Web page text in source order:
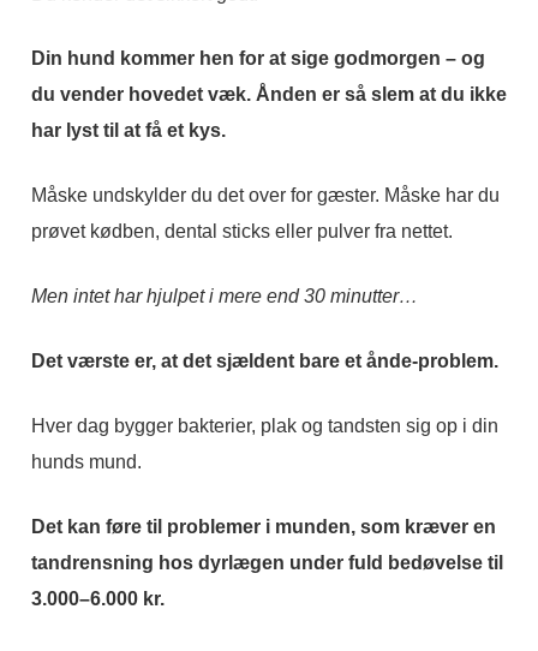
Din hund kommer hen for at sige godmorgen – og
du vender hovedet væk. Ånden er så slem at du ikke
har lyst til at få et kys.
Måske undskylder du det over for gæster. Måske har du
prøvet kødben, dental sticks eller pulver fra nettet.
Men intet har hjulpet i mere end 30 minutter…
Det værste er, at det sjældent bare et ånde-problem.
Hver dag bygger bakterier, plak og tandsten sig op i din
hunds mund.
Det kan føre til problemer i munden, som kræver en
tandrensning hos dyrlægen under fuld bedøvelse til
3.000–6.000 kr.